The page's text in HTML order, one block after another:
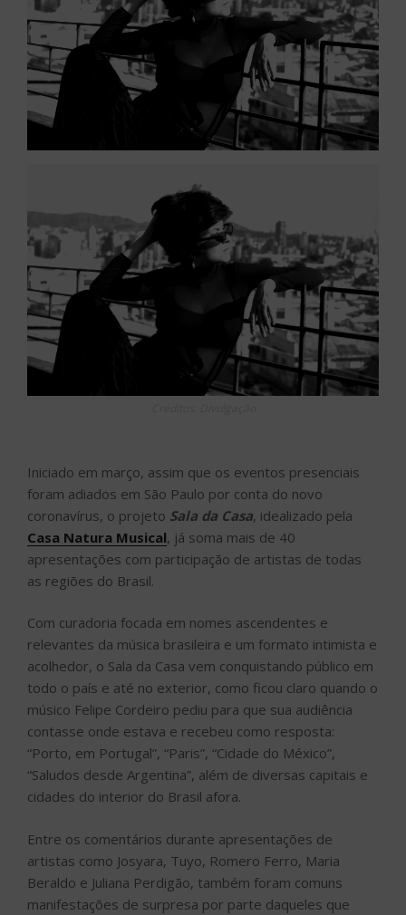
Iniciado em março, assim que os eventos presenciais
foram adiados em São Paulo por conta do novo
coronavírus, o projeto Sala da Casa, idealizado pela
Casa Natura Musical, já soma mais de 40
apresentações com participação de artistas de todas
as regiões do Brasil.
Com curadoria focada em nomes ascendentes e
relevantes da música brasileira e um formato intimista e
acolhedor, o Sala da Casa vem conquistando público em
todo o país e até no exterior, como ficou claro quando o
músico Felipe Cordeiro pediu para que sua audiência
contasse onde estava e recebeu como resposta:
“Porto, em Portugal”, “Paris”, “Cidade do México”,
“Saludos desde Argentina”, além de diversas capitais e
cidades do interior do Brasil afora.
Entre os comentários durante apresentações de
artistas como Josyara, Tuyo, Romero Ferro, Maria
Beraldo e Juliana Perdigão, também foram comuns
manifestações de surpresa por parte daqueles que